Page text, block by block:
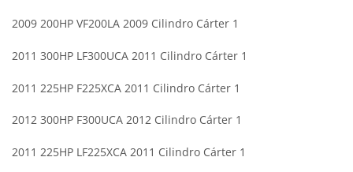
2009 200HP VF200LA 2009 Cilindro Cárter 1
2011 300HP LF300UCA 2011 Cilindro Cárter 1
2011 225HP F225XCA 2011 Cilindro Cárter 1
2012 300HP F300UCA 2012 Cilindro Cárter 1
2011 225HP LF225XCA 2011 Cilindro Cárter 1